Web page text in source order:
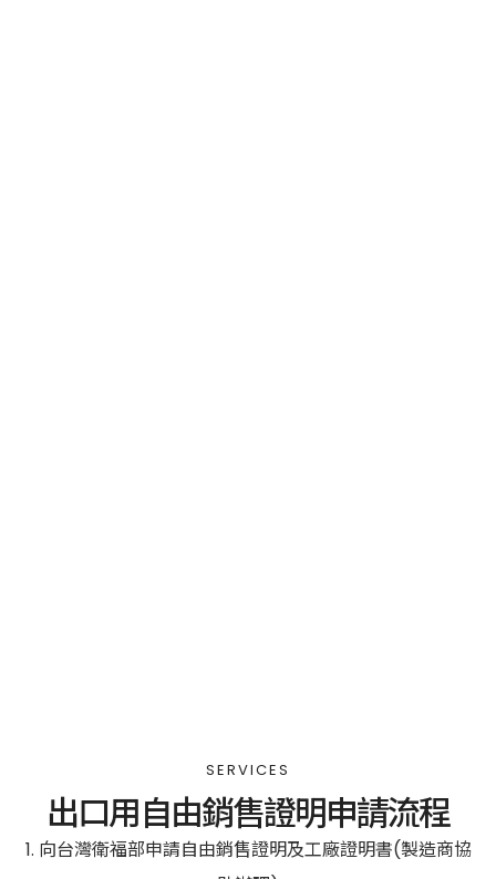
SERVICES
出口用自由銷售證明申請流程
向台灣衛福部申請自由銷售證明及工廠證明書(製造商協